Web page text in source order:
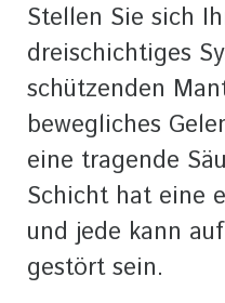
Stellen Sie sich
dreischichtiges
schützenden
bewegliches
eine tragende
Schicht hat eine
und jede kann
gestört sein.